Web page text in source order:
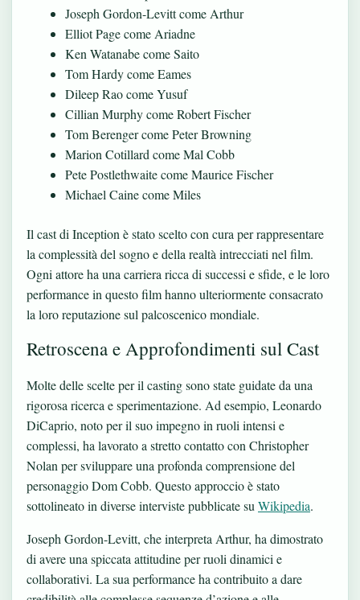
Joseph Gordon-Levitt come Arthur
Elliot Page come Ariadne
Ken Watanabe come Saito
Tom Hardy come Eames
Dileep Rao come Yusuf
Cillian Murphy come Robert Fischer
Tom Berenger come Peter Browning
Marion Cotillard come Mal Cobb
Pete Postlethwaite come Maurice Fischer
Michael Caine come Miles
Il cast di Inception è stato scelto con cura per rappresentare
la complessità del sogno e della realtà intrecciati nel film.
Ogni attore ha una carriera ricca di successi e sfide, e le loro
performance in questo film hanno ulteriormente consacrato
la loro reputazione sul palcoscenico mondiale.
Retroscena e Approfondimenti sul Cast
Molte delle scelte per il casting sono state guidate da una
rigorosa ricerca e sperimentazione. Ad esempio, Leonardo
DiCaprio, noto per il suo impegno in ruoli intensi e
complessi, ha lavorato a stretto contatto con Christopher
Nolan per sviluppare una profonda comprensione del
personaggio Dom Cobb. Questo approccio è stato
sottolineato in diverse interviste pubblicate su Wikipedia.
Joseph Gordon-Levitt, che interpreta Arthur, ha dimostrato
di avere una spiccata attitudine per ruoli dinamici e
collaborativi. La sua performance ha contribuito a dare